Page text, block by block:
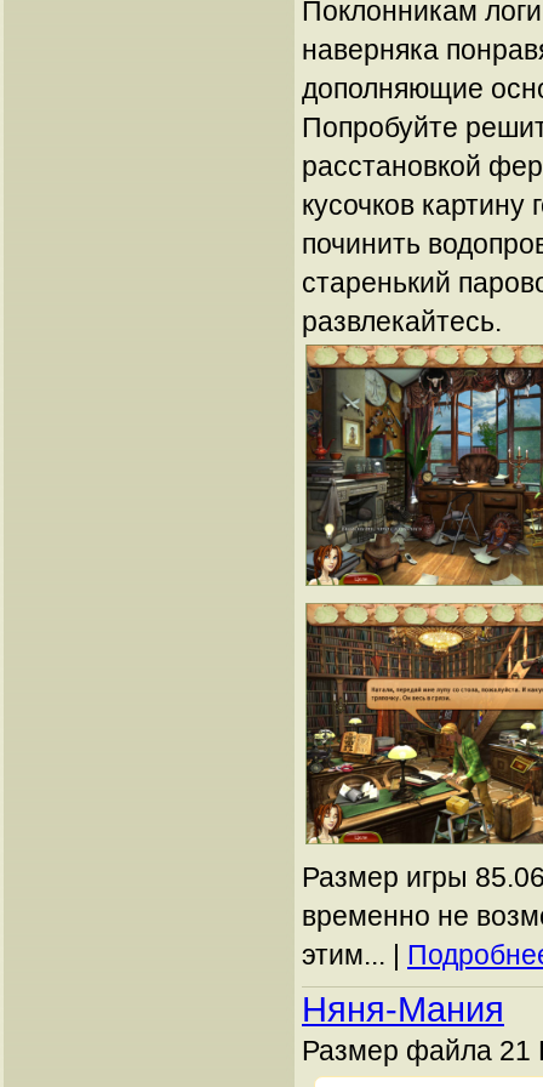
Поклонникам
наверняка
дополняющие
Попробуйте
расстановкой
кусочков картину
починить
старенький
развлекайтесь.
Размер игры
временно не
этим... |
Няня-Мания
Размер файла 21